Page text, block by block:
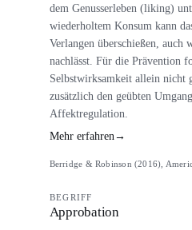
dem Genusserleben (liking)
wiederholtem Konsum kann
Verlangen überschießen, auch
nachlässt. Für die Prävention
Selbstwirksamkeit allein nicht
zusätzlich den geübten
Affektregulation.
Mehr erfahren→
Berridge & Robinson (2016),
BEGRIFF
Approbation